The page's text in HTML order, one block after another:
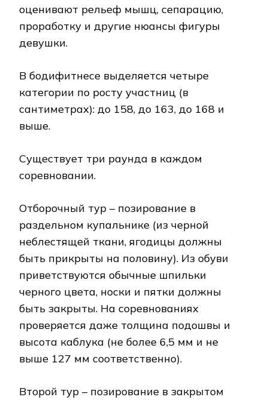
оценивают рельеф мышц, сепарацию,
проработку и другие нюансы фигуры
девушки.
В бодифитнесе выделяется четыре
категории по росту участниц (в
сантиметрах): до 158, до 163, до 168 и
выше.
Существует три раунда в каждом
соревновании.
Отборочный тур – позирование в
раздельном купальнике (из черной
неблестящей ткани, ягодицы должны
быть прикрыты на половину). Из обуви
приветствуются обычные шпильки
черного цвета, носки и пятки должны
быть закрыты. На соревнованиях
проверяется даже толщина подошвы и
высота каблука (не более 6,5 мм и не
выше 127 мм соответственно).
Второй тур – позирование в закрытом